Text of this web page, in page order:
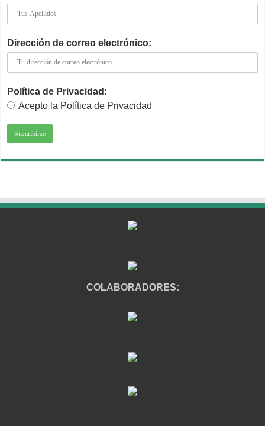
Dirección de correo electrónico:
Política de Privacidad:
Acepto la Política de Privacidad
COLABORADORES: